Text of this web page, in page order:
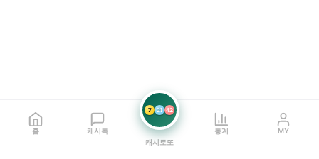
홈 캐시톡
7 21 42
캐시로또
통계 MY